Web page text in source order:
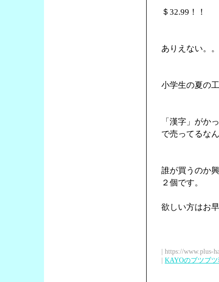
＄32.99！！
ありえない。
小学生の夏の
「漢字」がか
で売ってるな
誰が買うのか
２個です。
欲しい方はお
| https://www.plus-
| KAYOのブツブ